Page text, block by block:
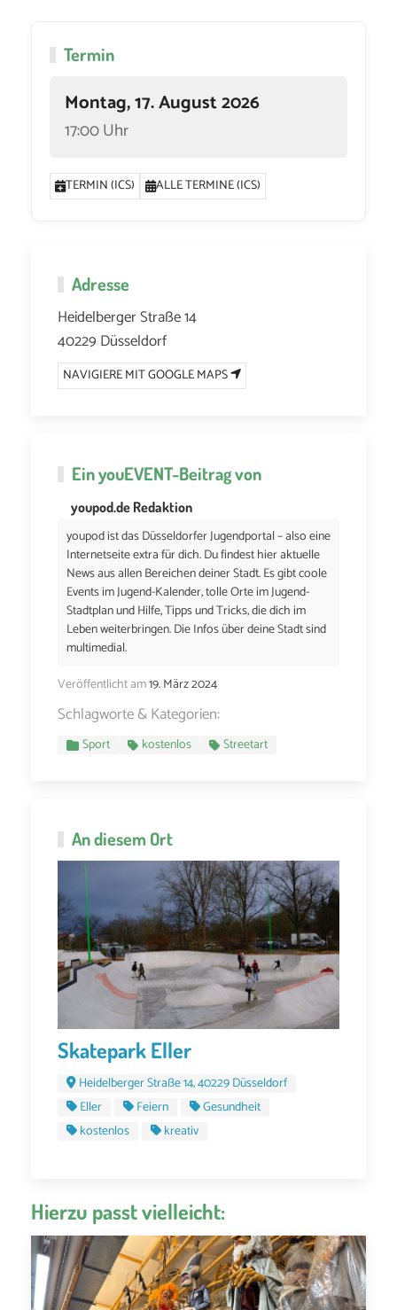
Termin
Montag, 17. August 2026
17:00 Uhr
TERMIN (ICS) ALLE TERMINE (ICS)
Adresse
Heidelberger Straße 14
40229 Düsseldorf
NAVIGIERE MIT GOOGLE MAPS
EinyouEVENT-Beitrag von
youpod.de Redaktion
youpod ist das Düsseldorfer Jugendportal – also eine
Internetseite extra für dich. Du findest hier aktuelle
News aus allen Bereichen deiner Stadt. Es gibt coole
Events im Jugend-Kalender, tolle Orte im Jugend-
Stadtplan und Hilfe, Tipps und Tricks, die dich im
Leben weiterbringen. Die Infos über deine Stadt sind
multimedial.
Veröffentlicht am19. März 2024
Schlagworte & Kategorien:
Sport kostenlos Streetart
An diesem Ort
Skatepark Eller
Heidelberger Straße 14, 40229 Düsseldorf
Eller
Feiern
Gesundheit
kostenlos
kreativ
Hierzu passt vielleicht: